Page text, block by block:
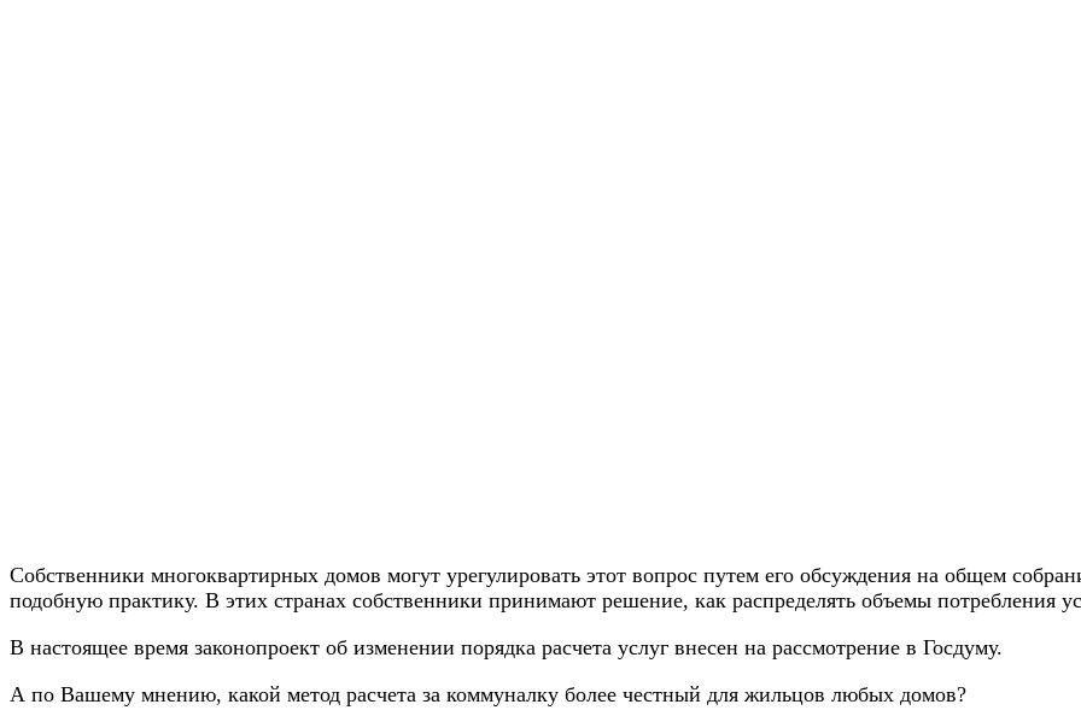
Собственники многоквартирных домов могут урегулировать этот вопрос путем его обсуждения на общем
подобную практику. В этих странах собственники принимают решение, как распределять объемы
В настоящее время законопроект об изменении порядка расчета услуг внесен на рассмотрение в Госдуму.
А по Вашему мнению, какой метод расчета за коммуналку более честный для жильцов любых домов?